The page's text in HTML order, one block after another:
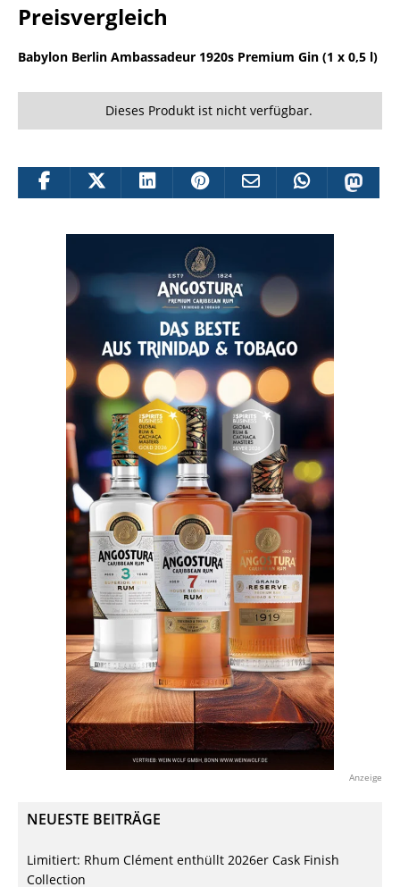
Preisvergleich
Babylon Berlin Ambassadeur 1920s Premium Gin (1 x 0,5 l)
Dieses Produkt ist nicht verfügbar.
Anzeige
NEUESTE BEITRÄGE
Limitiert: Rhum Clément enthüllt 2026er Cask Finish
Collection